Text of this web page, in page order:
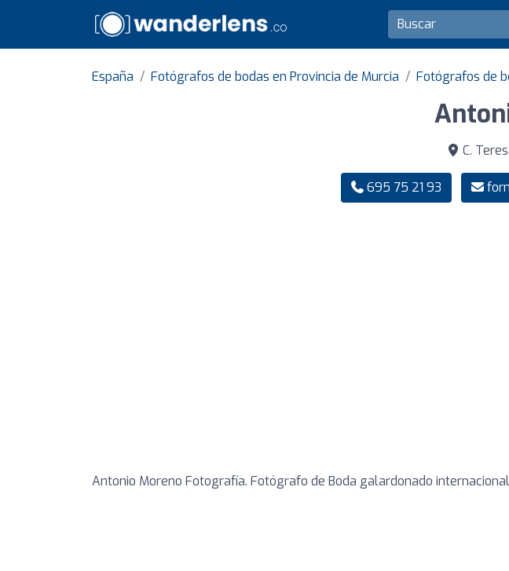
España Fotógrafos de bodas en Provincia de Murcia Fotógrafos de
C.
695 75 21 93
Antonio Moreno Fotografía. Fotógrafo de Boda galardonado